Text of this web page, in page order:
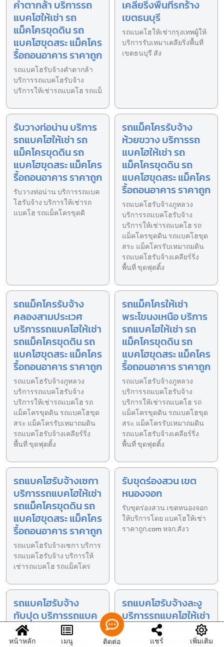
คำตากล้า บริการรถ
แบคโฮให้เช่า รถ
แม็คโครขุดดิน รถ
แบคโฮขุดสระ แม็คโคร
รื้อถอนอาคาร ราคาถูก
รถแบคโฮรับจ้างคำตากล้า
บริการรถแบคโฮรับจ้าง
บริการให้เช่ารถแบคโฮ รถแม็
เคลียริ่งพื้นที่รกร้าง
เขตธนบุรี
รถแบคโฮให้เช่ากรุงเทพผู้ให้
บริการรับเหมาเคลียริ่งพื้นที่
เขตธนบุรี สัง
รับวางท่อน่าน บริการ
รถแบคโฮให้เช่า รถ
แม็คโครขุดดิน รถ
แบคโฮขุดสระ แม็คโคร
รื้อถอนอาคาร ราคาถูก
รับวางท่อน่าน บริการรถแบค
โฮรับจ้าง บริการให้เช่ารถ
แบคโฮ รถแม็คโครขุดดิ
รถแม็คโครรับจ้าง
ห้วยขวาง บริการรถ
แบคโฮให้เช่า รถ
แม็คโครขุดดิน รถ
แบคโฮขุดสระ แม็คโคร
รื้อถอนอาคาร ราคาถูก
รถแบคโฮรับจ้างภูหลวง
บริการรถแบคโฮรับจ้าง
บริการให้เช่ารถแบคโฮ รถ
แม็คโครขุดดิน รถแบคโฮขุด
สระ แม็คโครรับเหมาถมดิน
รถแบคโฮรับจ้างเคลียร์ริ่ง
พื้นที่ ขุดฟุตติ้ง
รถแม็คโครรับจ้าง
คลองสามประเวศ
บริการรถแบคโฮให้เช่า
รถแม็คโครขุดดิน รถ
แบคโฮขุดสระ แม็คโคร
รื้อถอนอาคาร ราคาถูก
รถแบคโฮรับจ้างภูหลวง
บริการรถแบคโฮรับจ้าง
บริการให้เช่ารถแบคโฮ รถ
แม็คโครขุดดิน รถแบคโฮขุด
สระ แม็คโครรับเหมาถมดิน
รถแบคโฮรับจ้างเคลียร์ริ่ง
พื้นที่ ขุดฟุตติ้ง
รถแม็คโครให้เช่า
พระโขนงเหนือ บริการ
รถแบคโฮให้เช่า รถ
แม็คโครขุดดิน รถ
แบคโฮขุดสระ แม็คโคร
รื้อถอนอาคาร ราคาถูก
รถแบคโฮรับจ้างภูหลวง
บริการรถแบคโฮรับจ้าง
บริการให้เช่ารถแบคโฮ รถ
แม็คโครขุดดิน รถแบคโฮขุด
สระ แม็คโครรับเหมาถมดิน
รถแบคโฮรับจ้างเคลียร์ริ่ง
พื้นที่ ขุดฟุตติ้ง
รถแบคโฮรับจ้างเซกา
บริการรถแบคโฮให้เช่า
รถแม็คโครขุดดิน รถ
แบคโฮขุดสระ แม็คโคร
รื้อถอนอาคาร ราคาถูก
รถแบคโฮรับจ้างเซกา บริการ
รถแบคโฮรับจ้าง บริการให้
เช่ารถแบคโฮ รถแม็คโคร
รับขุดร่องสวน เขต
หนองจอก
รับขุดร่องสวน เขตหนองจอก
ให้บริการโดย แบคโฮให้เช่า
ราคาถูก.com หจก.สังว
รถแบคโฮรับจ้าง
ทับปุด บริการรถแบค
โฮให้เช่า รถแม็คโคร
ขุดดิน รถแบคโฮขุด
รถแบคโฮรับจ้างละงู
บริการรถแบคโฮให้เช่า
รถแม็คโครขุดดิน รถ
แบคโฮขุดสระ แม็คโคร
หน้าหลัก เมนู ติดต่อ แชร์ เพิ่มเติม